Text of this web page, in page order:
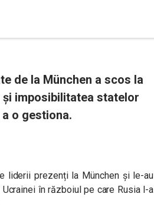
de la München a scos la
imposibilitatea statelor
o gestiona.
liderii prezenți la München și le-au
în războiul pe care Rusia l-a